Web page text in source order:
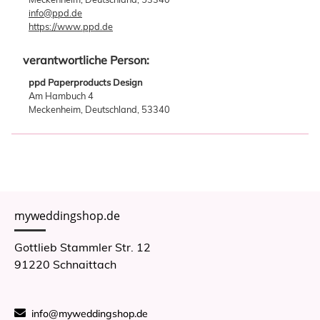
info@ppd.de
https://www.ppd.de
verantwortliche Person:
ppd Paperproducts Design
Am Hambuch 4
Meckenheim, Deutschland, 53340
myweddingshop.de
Gottlieb Stammler Str. 12
91220 Schnaittach
info@myweddingshop.de